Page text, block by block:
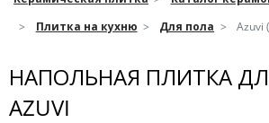
Плитка на кухню
Для пола Azuvi
НАПОЛЬНАЯ ПЛИТКА
AZUVI